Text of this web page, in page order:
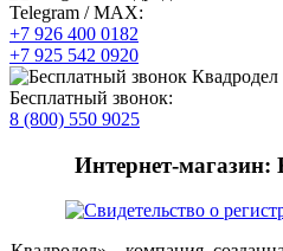
Telegram / MAX:
+7 926 400 0182
+7 925 542 0920
Бесплатный звонок:
8 (800) 550 9025
Интернет-